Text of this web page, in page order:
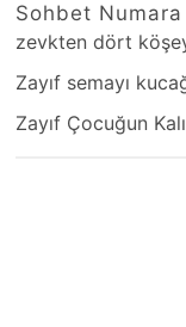
Sohbet Numara
zevkten dört
Zayıf semayı
Zayıf Çocuğun